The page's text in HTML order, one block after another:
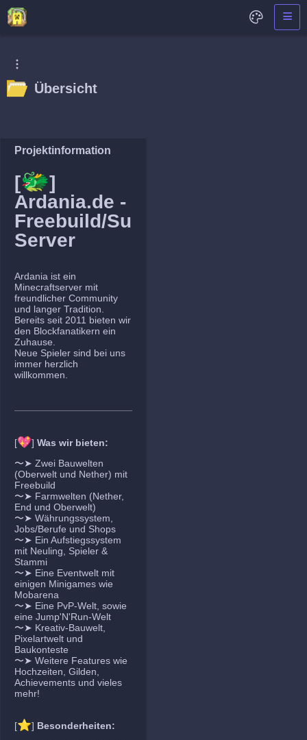
Übersicht
Projektinformation
[🐲]
Ardania.de -
Freebuild/Survival
Server
Ardania ist ein
Minecraftserver mit
freundlicher Community
und langer Tradition.
Bereits seit 2011 bieten wir
den Blockfanatikern ein
Zuhause.
Neue Spieler sind bei uns
immer herzlich
willkommen.
[💖] Was wir bieten:
〜➤ Zwei Bauwelten
(Oberwelt und Nether) mit
Freebuild
〜➤ Farmwelten (Nether,
End und Oberwelt)
〜➤ Währungssystem,
Jobs/Berufe und Shops
〜➤ Ein Aufstiegssystem
mit Neuling, Spieler &
Stammi
〜➤ Eine Eventwelt mit
einigen Minigames wie
Mobarena
〜➤ Eine PvP-Welt, sowie
eine Jump'N'Run-Welt
〜➤ Kreativ-Bauwelt,
Pixelartwelt und
Baukonteste
〜➤ Weitere Features wie
Hochzeiten, Gilden,
Achievements und vieles
mehr!
[⭐] Besonderheiten: